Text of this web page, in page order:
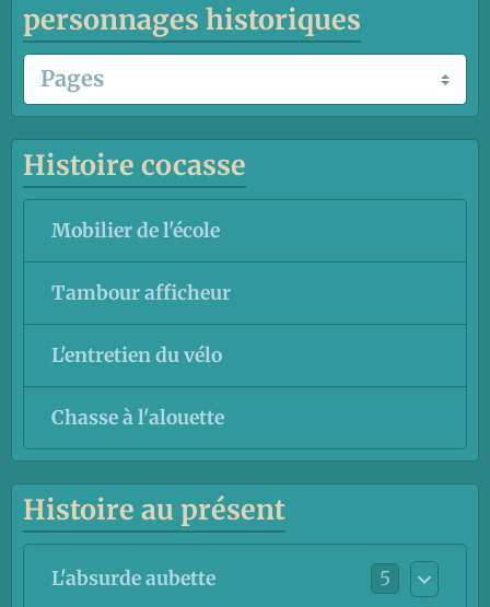
personnages historiques
Histoire cocasse
Mobilier de l'école
Tambour afficheur
L'entretien du vélo
Chasse à l'alouette
Histoire au présent
L'absurde aubette 5